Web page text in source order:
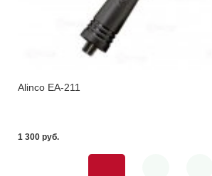
Alinco EA-211
1 300 pуб.